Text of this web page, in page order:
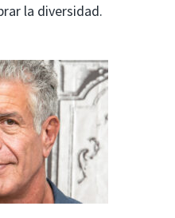
la diversidad.